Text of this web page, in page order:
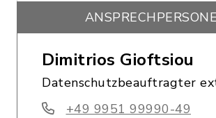
Dimitrios Gioftsiou
Datenschutzbeauftragter
+49 9951 99990-49